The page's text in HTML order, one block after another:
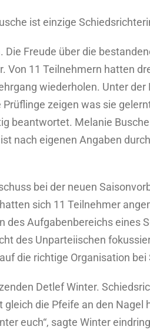
ist einzige
Freude über die
Von 11 Teilnehmern hatten
wiederholen. Unter
zeigen was sie
beantwortet. Melanie
nach eigenen Angaben
bei der neuen
sich 11 Teilnehmer
Aufgabenbereichs eines
des Unparteiischen
die richtige Organisation
Detlef Winter.
die Pfeife an den Nagel
euch“, sagte Winter